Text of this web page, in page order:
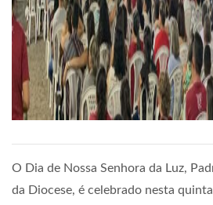
O Dia de Nossa Senhora da Luz,
da Diocese, é celebrado nesta